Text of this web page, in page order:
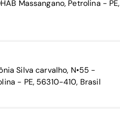
Massangano, Petrolina - PE,
Silva carvalho, N•55 -
- PE, 56310-410, Brasil